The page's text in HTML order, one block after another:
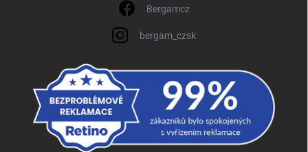
Bergamcz
bergam_czsk